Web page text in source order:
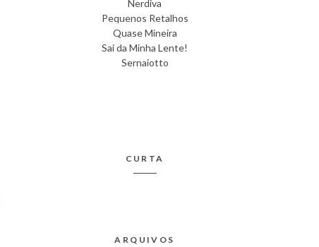
Nerdiva
Pequenos Retalhos
Quase Mineira
Sai da Minha Lente!
Sernaiotto
CURTA
ARQUIVOS